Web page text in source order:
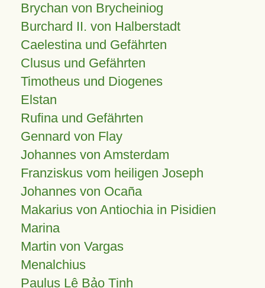
Brychan von Brycheiniog
Burchard II. von Halberstadt
Caelestina und Gefährten
Clusus und Gefährten
Timotheus und Diogenes
Elstan
Rufina und Gefährten
Gennard von Flay
Johannes von Amsterdam
Franziskus vom heiligen Joseph
Johannes von Ocaña
Makarius von Antiochia in Pisidien
Marina
Martin von Vargas
Menalchius
Paulus Lê Bảo Tịnh